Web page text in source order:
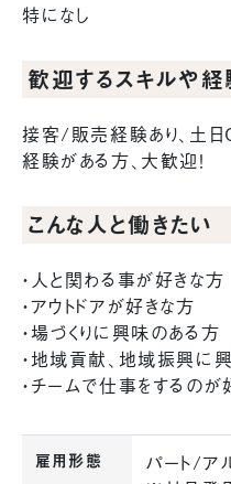
特になし
歓迎するスキルや経
接客/販売経験あり、土日
経験がある方、大歓迎！
こんな人と働きたい
・人と関わる事が好きな方
・アウトドアが好きな方
・場づくりに興味のある方
・地域貢献、地域振興に
・チームで仕事をするのが
雇用形態
パート/ア